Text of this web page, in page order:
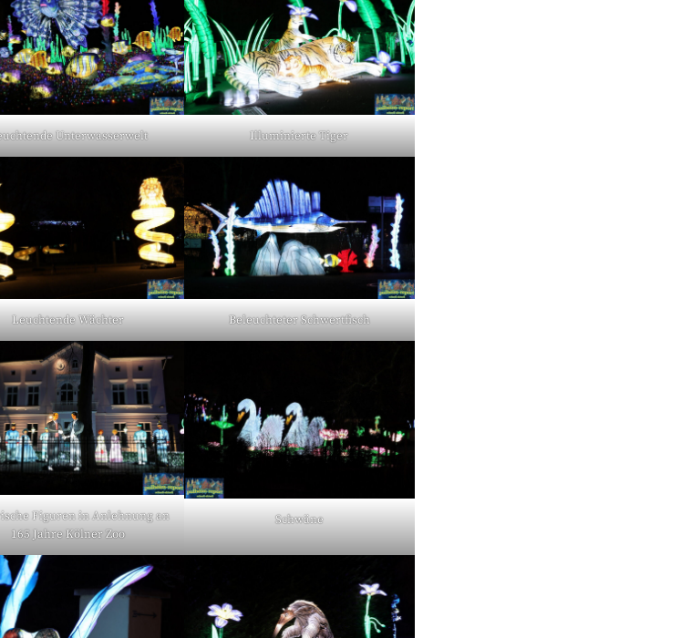
Unterwasserwelt Illuminierte Tiger
Leuchtende Wächter Beleuchteter Schwertfisch
Figuren in Anlehnung an
165 Jahre Kölner Zoo
Schwäne